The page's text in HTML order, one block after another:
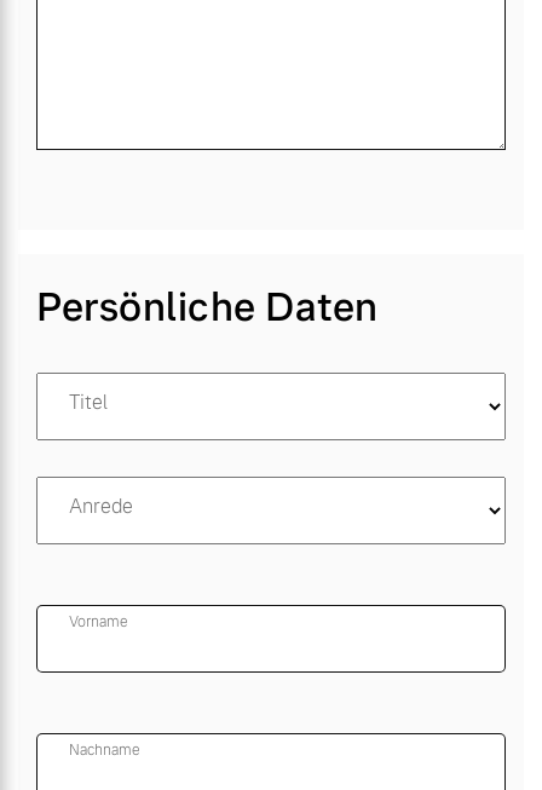
Persönliche Daten
Titel
Anrede
Vorname
Nachname